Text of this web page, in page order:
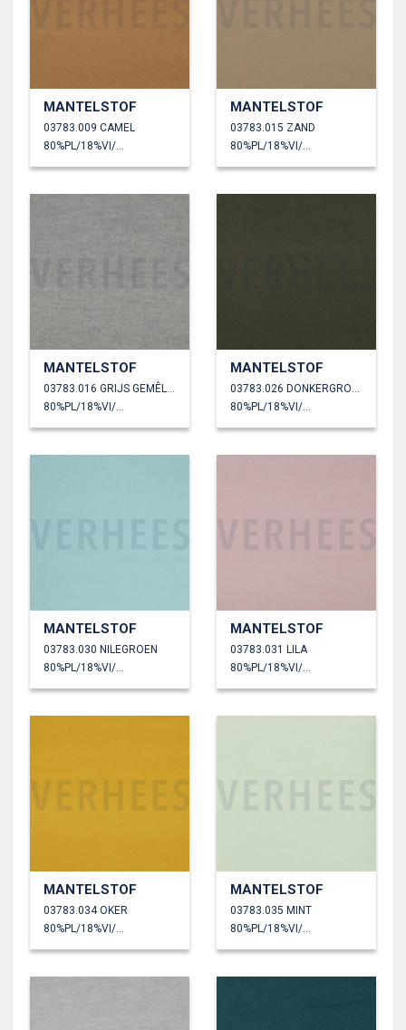
MANTELSTOF
03783.009 CAMEL
80%PL/18%VI/2%EA
MANTELSTOF
03783.015 ZAND
80%PL/18%VI/2%EA
MANTELSTOF
03783.016 GRIJS GEMÊLEERD
80%PL/18%VI/2%EA
MANTELSTOF
03783.026 DONKERGROEN
80%PL/18%VI/2%EA
MANTELSTOF
03783.030 NILEGROEN
80%PL/18%VI/2%EA
MANTELSTOF
03783.031 LILA
80%PL/18%VI/2%EA
MANTELSTOF
03783.034 OKER
80%PL/18%VI/2%EA
MANTELSTOF
03783.035 MINT
80%PL/18%VI/2%EA